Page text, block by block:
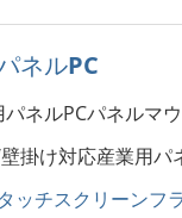
ネルPC
ネルPCパネルマ
掛け対応産業用パ
ッチスクリーンフ